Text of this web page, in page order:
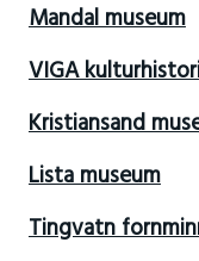
Mandal museum
VIGA
Kristiansand
Lista museum
Tingvatn